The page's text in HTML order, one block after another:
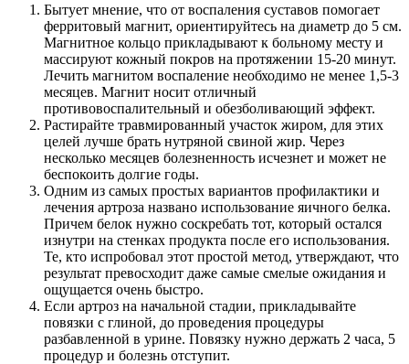
Бытует мнение, что от воспаления суставов помогает
ферритовый магнит, ориентируйтесь на диаметр до 5 см.
Магнитное кольцо прикладывают к больному месту и
массируют кожный покров на протяжении 15-20 минут.
Лечить магнитом воспаление необходимо не менее 1,5-3
месяцев. Магнит носит отличный
противовоспалительный и обезболивающий эффект.
Растирайте травмированный участок жиром, для этих
целей лучше брать нутряной свиной жир. Через
несколько месяцев болезненность исчезнет и может не
беспокоить долгие годы.
Одним из самых простых вариантов профилактики и
лечения артроза названо использование яичного белка.
Причем белок нужно соскребать тот, который остался
изнутри на стенках продукта после его использования.
Те, кто испробовал этот простой метод, утверждают, что
результат превосходит даже самые смелые ожидания и
ощущается очень быстро.
Если артроз на начальной стадии, прикладывайте
повязки с глиной, до проведения процедуры
разбавленной в урине. Повязку нужно держать 2 часа, 5
процедур и болезнь отступит.